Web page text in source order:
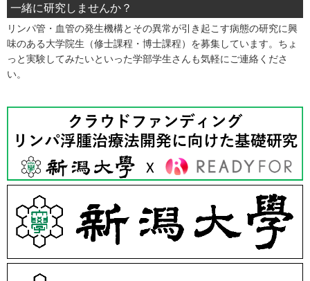
た。
2025/09/25-27
第84回日本癌学会学術総会で吉松が一般演題発表を行いました。
第9回日本リンパ浮腫治療学会学術総会で吉松が教育講演を行いまし
た。
2025/08/19-20
東日本研究医養成コンソーシアム第15回夏のリトリートで医学科5
年生の和田涼乃さんがポスター発表し、奨励賞を受賞しました！
2025/05/23-24
第49回日本リンパ学会総会を主催させていただきました。
ご参加の皆様⽅、関係各位のご⽀援、企業のご協賛に⼼より御礼申
一緒に研究しませんか？
リンパ管・血管の発生機構とその異常が引き起こす病態の研究に興
味のある大学院生（修士課程・博士課程）を募集しています。ちょ
っと実験してみたいといった学部学生さんも気軽にご連絡くださ
い。